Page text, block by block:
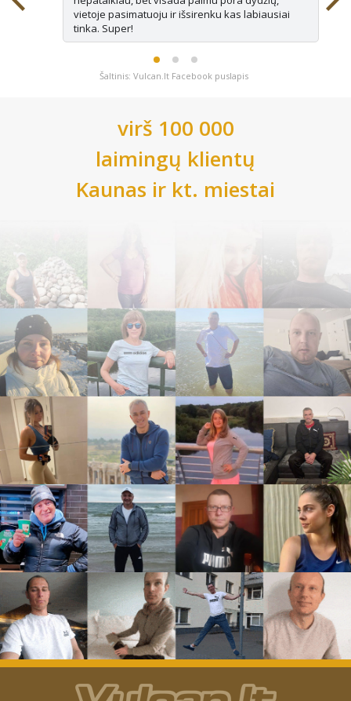
vietoje pasimatuoju ir išsirenku kas labiausiai
tinka. Super!
Šaltinis: Vulcan.lt Facebook puslapis
virš 100 000
laimingų klientų
Kaunas ir kt. miestai